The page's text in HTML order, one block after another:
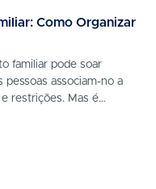
Como Organizar
familiar pode soar
pessoas associam-no a
restrições. Mas é
um orçamento não